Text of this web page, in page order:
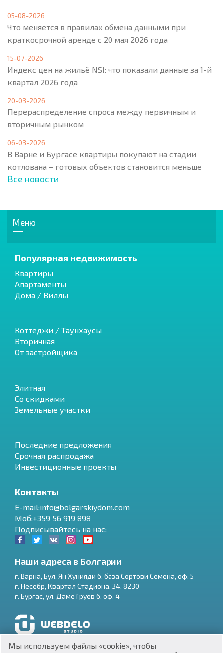
$
05-08-2026
Что меняется в правилах обмена данными при
краткосрочной аренде с 20 мая 2026 года
15-07-2026
Индекс цен на жильё NSI: что показали данные за 1-й
квартал 2026 года
20-03-2026
Перераспределение спроса между первичным и
вторичным рынком
06-03-2026
В Варне и Бургасе квартиры покупают на стадии
котлована – готовых объектов становится меньше
Все новости
Меню
Популярная недвижимость
Квартиры
Апартаменты
Дома / Виллы
Коттеджи / Таунхаусы
Вторичная
От застройщика
Элитная
Со скидками
Земельные участки
Последние предложения
Срочная распродажа
Инвестиционные проекты
Контакты
E-mail:info@bolgarskiydom.com
Моб:+359 56 919 898
Подписывайтесь на нас:
Наши адреса в Болгарии
г. Варна, Бул. Ян Хунияди 6, база Сортови Семена, оф. 5
г. Несебр, Квартал Стадиона, 34, 8230
г. Бургас, ул. Даме Груев 6, оф. 4
Разработка и SEO продвижение сайтов
Мы используем файлы «cookie», чтобы